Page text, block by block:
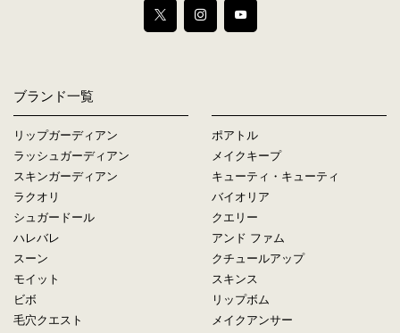
ブランド一覧
リップガーディアン
ラッシュガーディアン
スキンガーディアン
ラクオリ
シュガードール
ハレバレ
スーン
モイット
ビボ
毛穴クエスト
ポアトル
メイクキープ
キューティ・キューティ
バイオリア
クエリー
アンド ファム
クチュールアップ
スキンス
リップボム
メイクアンサー